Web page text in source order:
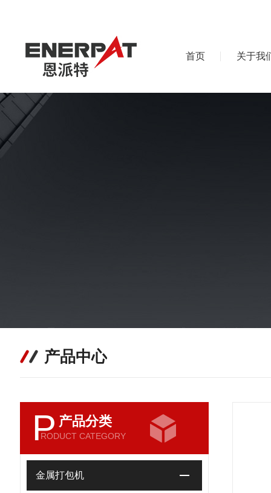
首页 关于我
产品中心
P 产品分类
RODUCT CATEGORY
金属打包机